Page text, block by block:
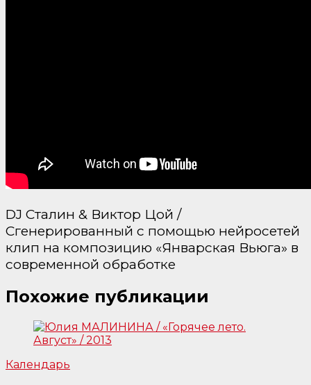
DJ Сталин & Виктор Цой /
Сгенерированный с помощью нейросетей
клип на композицию «Январская Вьюга» в
современной обработке
Похожие публикации
Календарь